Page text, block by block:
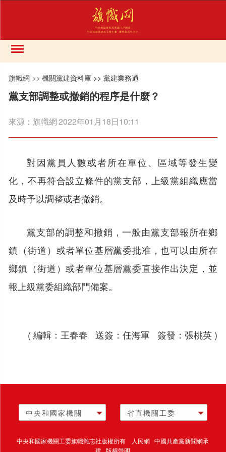
旗幟網 >>機關黨建資料庫 >>黨建業務通
黨支部調整或撤銷的程序是什麼？
來源：旗幟網2022年01月18日10:11
對因黨員人數或者所在單位、區域等發生變
化，不再符合設立條件的黨支部，上級黨組織應當
及時予以調整或者撤銷。
黨支部的調整和撤銷，一般由黨支部報所在鄉
鎮（街道）或者單位基層黨委批准，也可以由所在
鄉鎮（街道）或者單位基層黨委直接作出決定，並
報上級黨委組織部門備案。
( 編輯：王春春 送簽：任海軍 簽發：張桃英 )
中央和國家機關 省直機關工委
中央和國家機關工委旗幟雜志社版權所有 人民網 中國共產黨新聞網承
建 版權聲明